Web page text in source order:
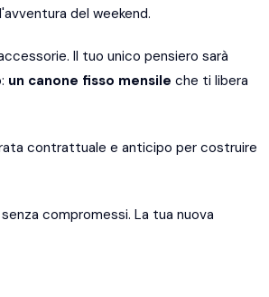
del weekend.
Il tuo unico pensiero sarà
un canone fisso mensile che ti libera
contrattuale e anticipo per costruire
compromessi. La tua nuova